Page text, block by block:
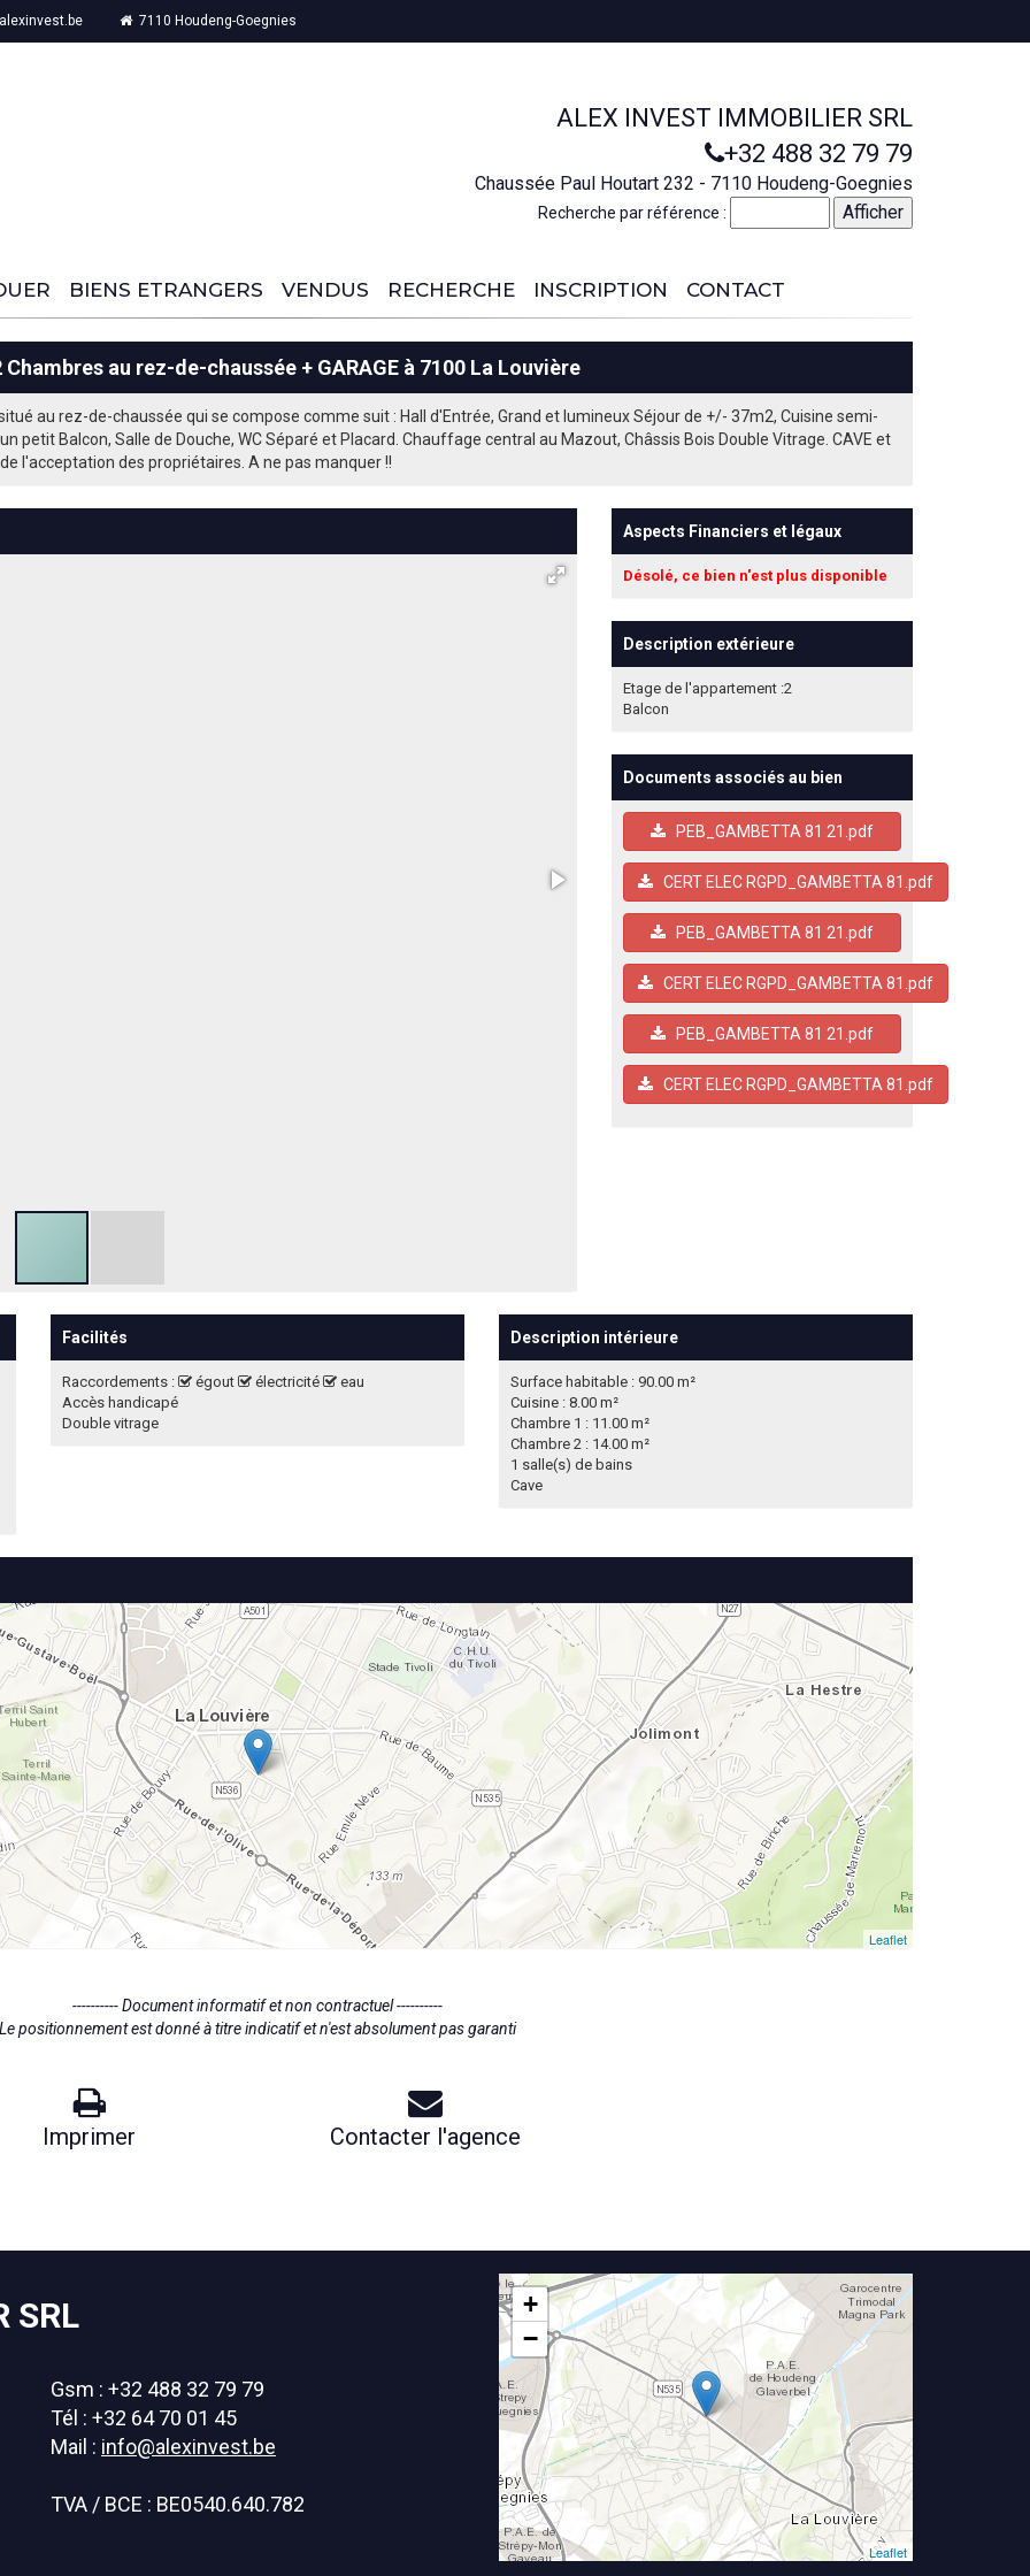
7110 Houdeng-Goegnies
ALEX INVEST IMMOBILIER SRL
+32 488 32 79 79
Chaussée Paul Houtart 232 - 7110 Houdeng-Goegnies
Recherche par référence :
BIENS ETRANGERS VENDUS RECHERCHE INSCRIPTION CONTACT
au rez-de-chaussée + GARAGE à 7100 La Louvière
au rez-de-chaussée qui se compose comme suit : Hall d'Entrée, Grand et lumineux Séjour de +/- 37m2, Cuisine semi-
petit Balcon, Salle de Douche, WC Séparé et Placard. Chauffage central au Mazout, Châssis Bois Double Vitrage. CAVE et
l'acceptation des propriétaires. A ne pas manquer !!
Aspects Financiers et légaux
Désolé, ce bien n'est plus disponible
Description extérieure
Etage de l'appartement :2
Balcon
Documents associés au bien
PEB_GAMBETTA 81 21.pdf
CERT ELEC RGPD_GAMBETTA 81.pdf
PEB_GAMBETTA 81 21.pdf
CERT ELEC RGPD_GAMBETTA 81.pdf
PEB_GAMBETTA 81 21.pdf
CERT ELEC RGPD_GAMBETTA 81.pdf
Facilités
Raccordements : égout électricité
eau
Accès handicapé
Double vitrage
Description intérieure
Surface habitable : 90.00 m²
Cuisine : 8.00 m²
Chambre 1 : 11.00 m²
Chambre 2 : 14.00 m²
1 salle(s) de bains
Cave
Leaflet
---------- Document informatif et non contractuel ----------
Le positionnement est donné à titre indicatif et n'est absolument pas garanti
Imprimer Contacter l'agence
SRL
Gsm : +32 488 32 79 79
Tél : +32 64 70 01 45
Mail : info@alexinvest.be
TVA / BCE : BE0540.640.782
+
−
Leaflet